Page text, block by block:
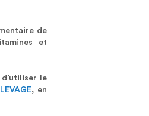
de
et
le
, en